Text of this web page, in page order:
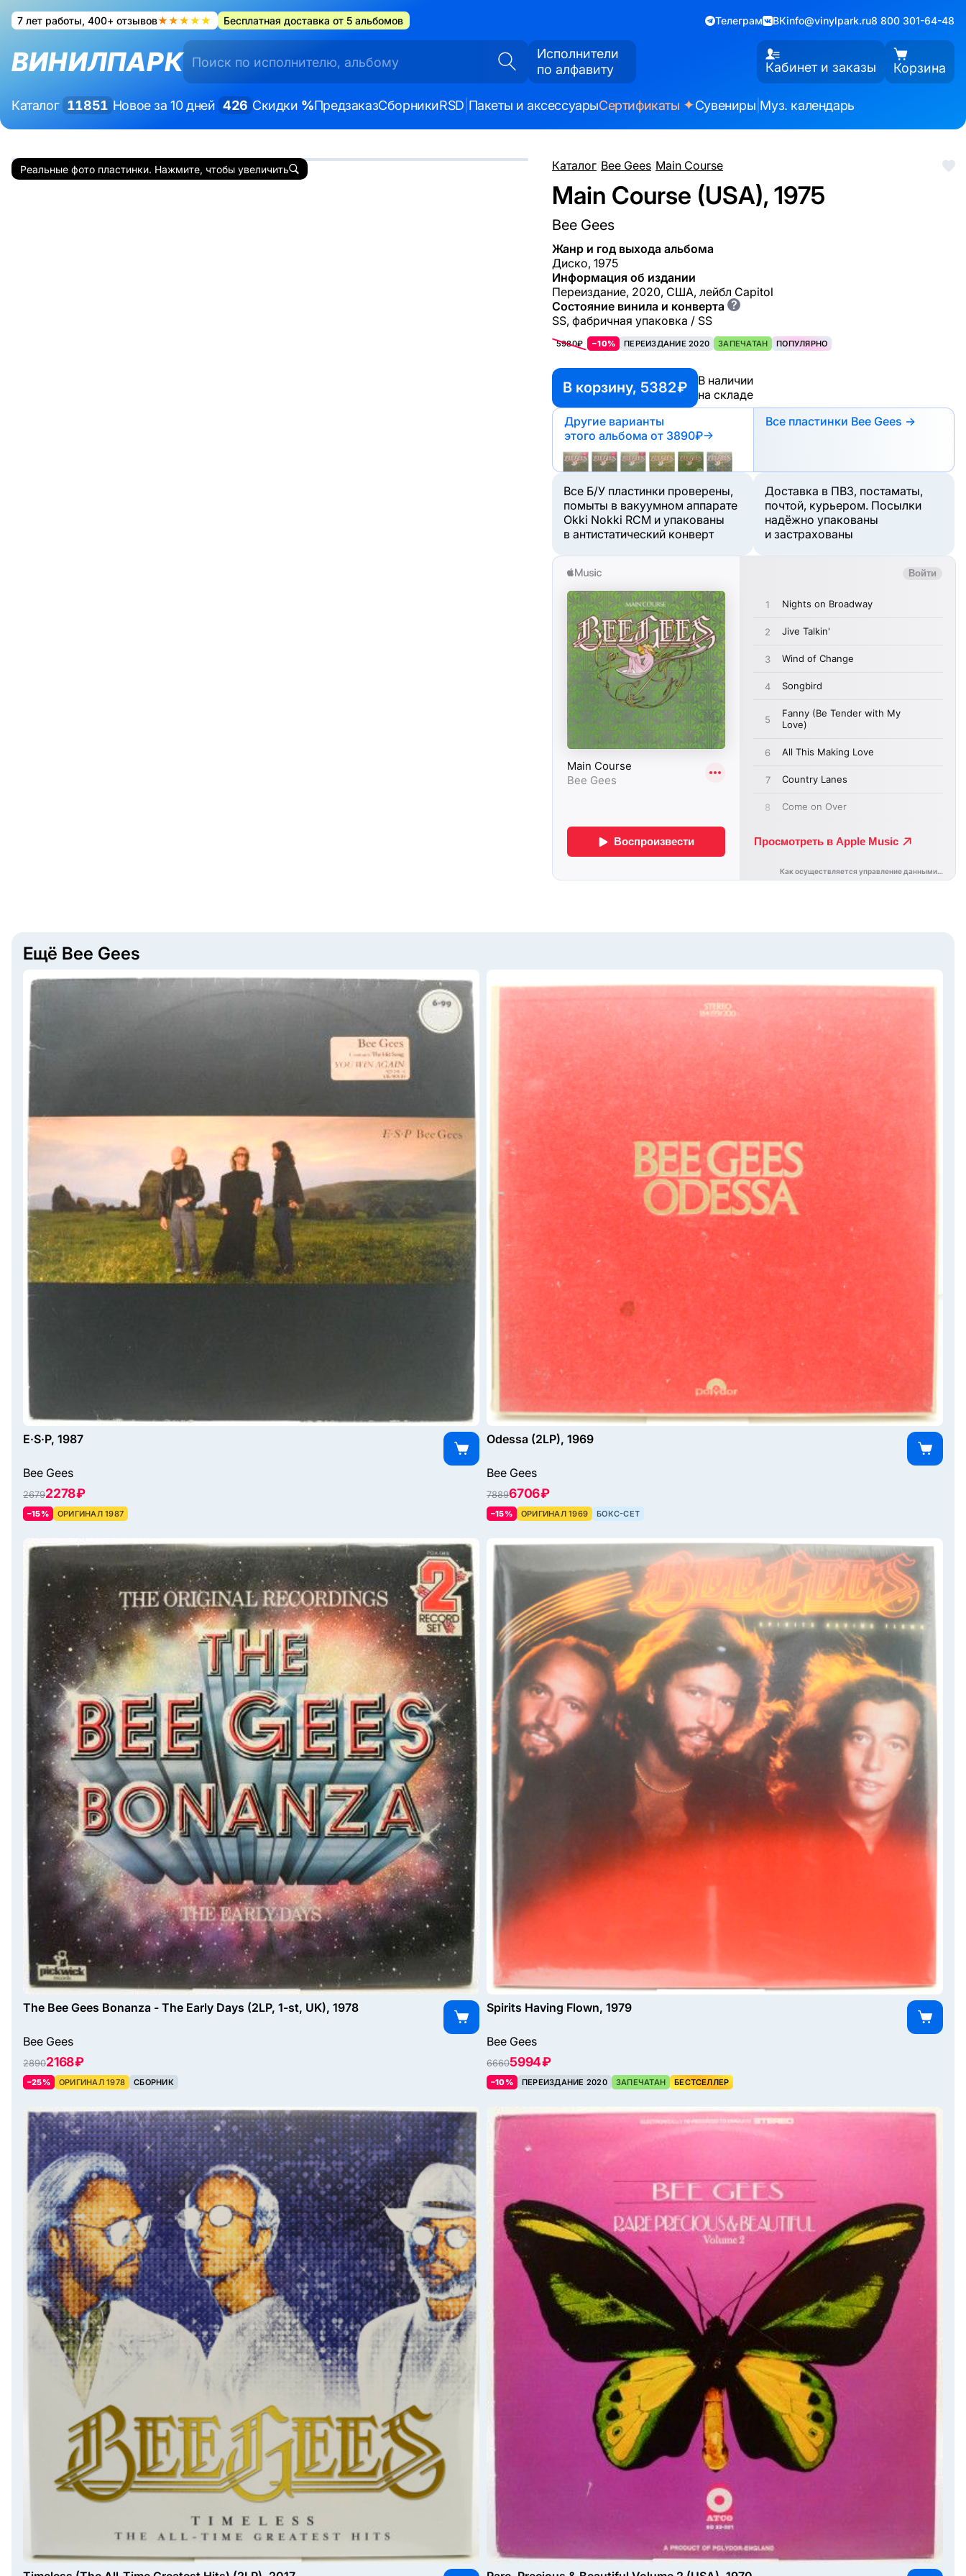
7 лет работы, 400+ отзывов★★★★★ Бесплатная доставка от 5 альбомов Телеграм ВКinfo@vinylpark.ru8 800 301-64-48
ВИНИЛПАРК
Исполнители
по алфавиту
Кабинет и заказы Корзина
Каталог 11851 Новое за 10 дней 426 Скидки %ПредзаказСборникиRSD Пакеты и аксессуарыСертификаты ✦Сувениры Муз. календарь
Каталог/Bee Gees/Main Course
Main Course (USA), 1975
Bee Gees
Жанр и год выхода альбома
Диско, 1975
Информация об издании
Переиздание, 2020, США, лейбл Capitol
Состояние винила и конверта ?
SS, фабричная упаковка / SS
5980₽ −10% ПЕРЕИЗДАНИЕ 2020 ЗАПЕЧАТАН ПОПУЛЯРНО
В корзину, 5382 ₽
В наличии
на складе
Другие варианты
этого альбома от 3890₽→
Все пластинки Bee Gees →
Все Б/У пластинки проверены,
помыты в вакуумном аппарате
Okki Nokki RCM и упакованы
в антистатический конверт
Доставка в ПВЗ, постаматы,
почтой, курьером. Посылки
надёжно упакованы
и застрахованы
Реальные фото пластинки. Нажмите, чтобы увеличить
Ещё Bee Gees
E·S·P, 1987
Bee Gees
26792278 ₽
–15% ОРИГИНАЛ 1987
Odessa (2LP), 1969
Bee Gees
78896706 ₽
–15% ОРИГИНАЛ 1969 БОКС-СЕТ
The Bee Gees Bonanza - The Early Days (2LP, 1-st, UK), 1978
Bee Gees
28902168 ₽
–25% ОРИГИНАЛ 1978 СБОРНИК
Spirits Having Flown, 1979
Bee Gees
66605994 ₽
–10% ПЕРЕИЗДАНИЕ 2020 ЗАПЕЧАТАН БЕСТСЕЛЛЕР